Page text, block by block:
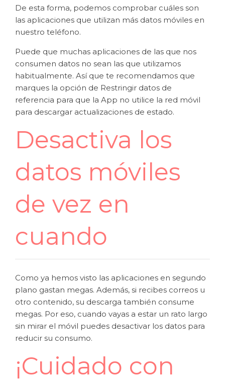
De esta forma, podemos comprobar cuáles son
las aplicaciones que utilizan más datos móviles en
nuestro teléfono.
Puede que muchas aplicaciones de las que nos
consumen datos no sean las que utilizamos
habitualmente. Así que te recomendamos que
marques la opción de Restringir datos de
referencia para que la App no utilice la red móvil
para descargar actualizaciones de estado.
Desactiva los
datos móviles
de vez en
cuando
Como ya hemos visto las aplicaciones en segundo
plano gastan megas. Además, si recibes correos u
otro contenido, su descarga también consume
megas. Por eso, cuando vayas a estar un rato largo
sin mirar el móvil puedes desactivar los datos para
reducir su consumo.
¡Cuidado con